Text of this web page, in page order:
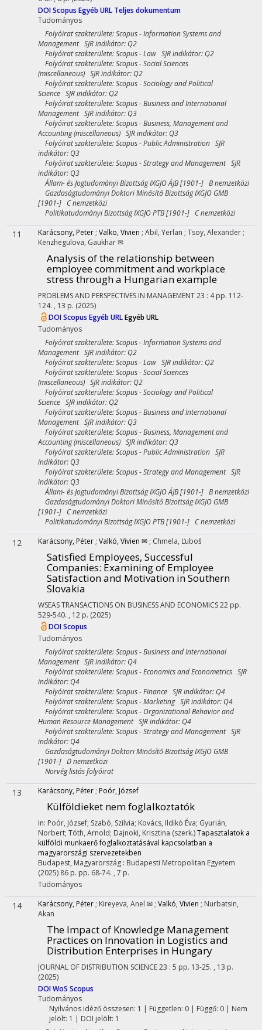
DOIScopus Egyéb URL Teljes dokumentum
Tudományos
Folyóirat szakterülete: Scopus - Information Systems and
Management SJR indikátor: Q2
Folyóirat szakterülete: Scopus - Law SJR indikátor: Q2
Folyóirat szakterülete: Scopus - Social Sciences
(miscellaneous) SJR indikátor: Q2
Folyóirat szakterülete: Scopus - Sociology and Political
Science SJR indikátor: Q2
Folyóirat szakterülete: Scopus - Business and International
Management SJR indikátor: Q3
Folyóirat szakterülete: Scopus - Business, Management and
Accounting (miscellaneous) SJR indikátor: Q3
Folyóirat szakterülete: Scopus - Public Administration SJR
indikátor: Q3
Folyóirat szakterülete: Scopus - Strategy and Management SJR
indikátor: Q3
Állam- és Jogtudományi Bizottság IXGJO ÁJB [1901-] B nemzetközi
Gazdaságtudományi Doktori Minősítő Bizottság IXGJO GMB
[1901-] C nemzetközi
Politikatudományi Bizottság IXGJO PTB [1901-] C nemzetközi
11 Karácsony, Peter ; Valko, Vivien ; Abil, Yerlan ; Tsoy, Alexander ;
Kenzhegulova, Gaukhar ✉
Analysis of the relationship between
employee commitment and workplace
stress through a Hungarian example
PROBLEMS AND PERSPECTIVES IN MANAGEMENT23 : 4 pp. 112-
124. , 13 p. (2025)
DOIScopus Egyéb URLEgyéb URL
Tudományos
Folyóirat szakterülete: Scopus - Information Systems and
Management SJR indikátor: Q2
Folyóirat szakterülete: Scopus - Law SJR indikátor: Q2
Folyóirat szakterülete: Scopus - Social Sciences
(miscellaneous) SJR indikátor: Q2
Folyóirat szakterülete: Scopus - Sociology and Political
Science SJR indikátor: Q2
Folyóirat szakterülete: Scopus - Business and International
Management SJR indikátor: Q3
Folyóirat szakterülete: Scopus - Business, Management and
Accounting (miscellaneous) SJR indikátor: Q3
Folyóirat szakterülete: Scopus - Public Administration SJR
indikátor: Q3
Folyóirat szakterülete: Scopus - Strategy and Management SJR
indikátor: Q3
Állam- és Jogtudományi Bizottság IXGJO ÁJB [1901-] B nemzetközi
Gazdaságtudományi Doktori Minősítő Bizottság IXGJO GMB
[1901-] C nemzetközi
Politikatudományi Bizottság IXGJO PTB [1901-] C nemzetközi
12 Karácsony, Péter ; Valkó, Vivien ✉ ; Chmela, Ľuboš
Satisfied Employees, Successful
Companies: Examining of Employee
Satisfaction and Motivation in Southern
Slovakia
WSEAS TRANSACTIONS ON BUSINESS AND ECONOMICS22 pp.
529-540. , 12 p. (2025)
DOIScopus
Tudományos
Folyóirat szakterülete: Scopus - Business and International
Management SJR indikátor: Q4
Folyóirat szakterülete: Scopus - Economics and Econometrics SJR
indikátor: Q4
Folyóirat szakterülete: Scopus - Finance SJR indikátor: Q4
Folyóirat szakterülete: Scopus - Marketing SJR indikátor: Q4
Folyóirat szakterülete: Scopus - Organizational Behavior and
Human Resource Management SJR indikátor: Q4
Folyóirat szakterülete: Scopus - Strategy and Management SJR
indikátor: Q4
Gazdaságtudományi Doktori Minősítő Bizottság IXGJO GMB
[1901-] D nemzetközi
Norvég listás folyóirat
13 Karácsony, Péter ; Poór, József
Külföldieket nem foglalkoztatók
In: Poór, József; Szabó, Szilvia; Kovács, Ildikó Éva; Gyurián,
Norbert; Tóth, Arnold; Dajnoki, Krisztina (szerk.)Tapasztalatok a
külföldi munkaerő foglalkoztatásával kapcsolatban a
magyarországi szervezetekben
Budapest, Magyarország : Budapesti Metropolitan Egyetem
(2025) 86 p. pp. 68-74. , 7 p.
Tudományos
14 Karácsony, Péter ; Kireyeva, Anel ✉ ; Valkó, Vivien ; Nurbatsin,
Akan
The Impact of Knowledge Management
Practices on Innovation in Logistics and
Distribution Enterprises in Hungary
JOURNAL OF DISTRIBUTION SCIENCE23 : 5 pp. 13-25. , 13 p.
(2025)
DOIWoS Scopus
Tudományos
Nyilvános idéző összesen: 1 | Független: 0 | Függő: 0 | Nem
jelölt: 1 | DOI jelölt: 1